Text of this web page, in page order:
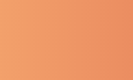
NASIONAL